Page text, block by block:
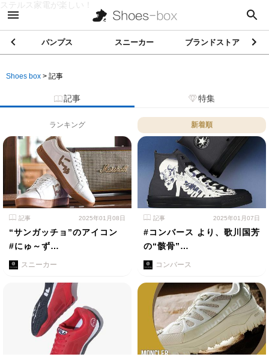
ステルス家電が楽しい！
パンプス スニーカー ブランドストア
Shoes box > 記事
記事 特集
ランキング 新着順
記事 2025年01月08日
“サンガッチョ”のアイコン
#にゅ～ず…
スニーカー
記事 2025年01月07日
#コンバース より、歌川国芳
の“骸骨”…
コンバース